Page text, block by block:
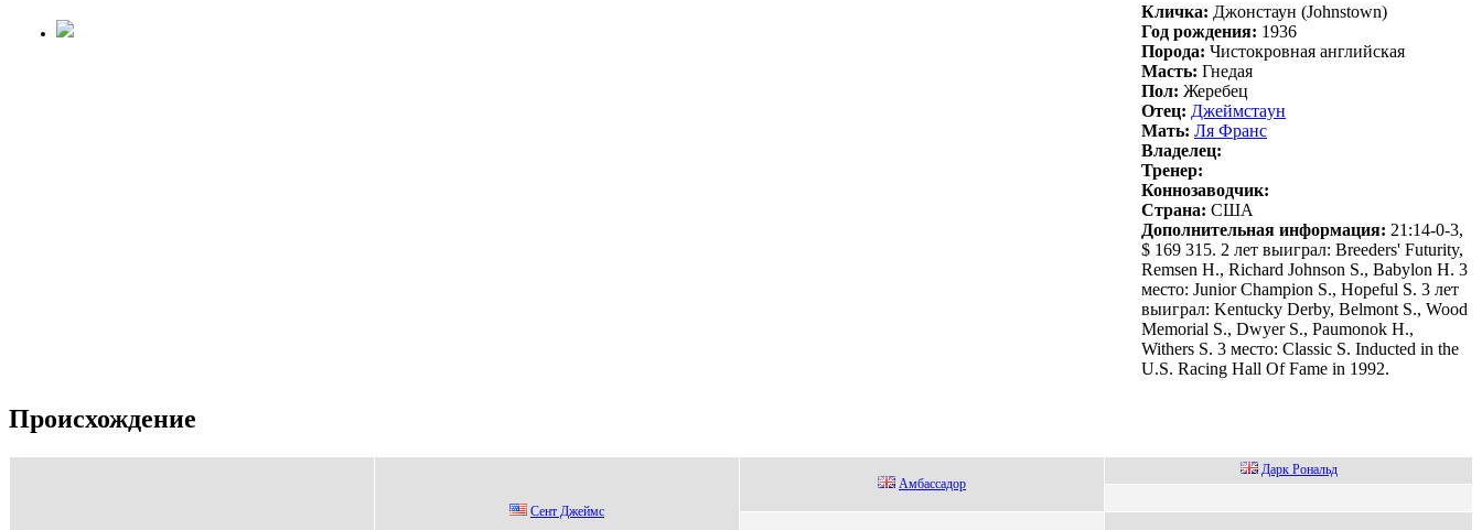
Кличка: Джонстаун (Johnstown)
Год рождения: 1936
Порода: Чистокровная английская
Масть: Гнедая
Пол: Жеребец
Отец: Джеймстaун
Мать: Ля Фрaнс
Владелец:
Тренер:
Коннозаводчик:
Страна: США
Дополнительная информация: 21:14-0-3,
$ 169 315. 2 лет выиграл: Breeders' Futurity,
Remsen H., Richard Johnson S., Babylon H. 3
место: Junior Champion S., Hopeful S. 3 лет
выиграл: Kentucky Derby, Belmont S., Wood
Memorial S., Dwyer S., Paumonok H.,
Withers S. 3 место: Classic S. Inducted in the
U.S. Racing Hall Of Fame in 1992.
Происхождение
Cент Джеймс
Амбaccaдop
Дapк Ронaльд